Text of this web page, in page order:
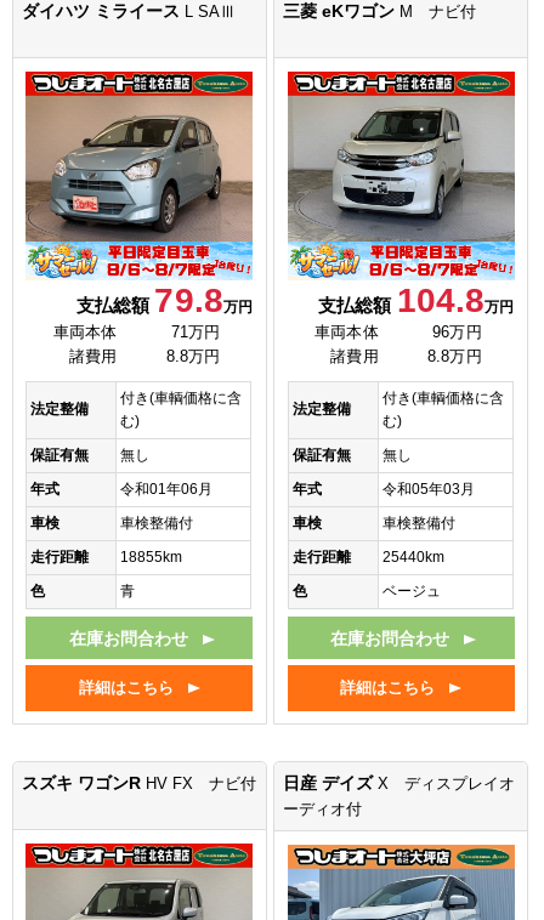
ダイハツ ミライース L SAⅢ
支払総額 79.8万円
車両本体
71万円
諸費用
8.8万円
法定整備
付き(車輌価格に含
む)
保証有無
無し
年式
令和01年06月
車検
車検整備付
走行距離
18855km
色
青
在庫お問合わせ
詳細はこちら
三菱 eKワゴン M ナビ付
支払総額 104.8万円
車両本体
96万円
諸費用
8.8万円
法定整備
付き(車輌価格に含
む)
保証有無
無し
年式
令和05年03月
車検
車検整備付
走行距離
25440km
色
ベージュ
在庫お問合わせ
詳細はこちら
スズキ ワゴンR HV FX ナビ付 日産 デイズX ディスプレイオ
ーディオ付